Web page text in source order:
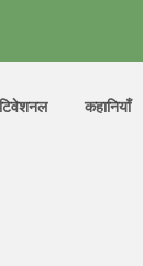
कहानियाँ